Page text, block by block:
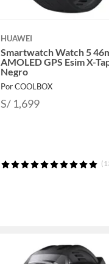
HUAWEI
Smartwatch Watch 5
AMOLED GPS Esim X-
Negro
Por COOLBOX
S/ 1,699